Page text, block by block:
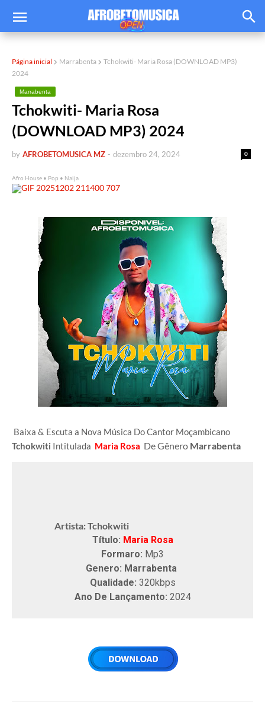
Página inicial Marrabenta
Tchokwiti- Maria Rosa (DOWNLOAD MP3)
2024
Marrabenta
Tchokwiti- Maria Rosa
(DOWNLOAD MP3) 2024
by AFROBETOMUSICA MZ 0
- dezembro 24, 2024
Afro House • Pop • Naija
Baixa & Escuta a Nova Música Do Cantor Moçambicano
Tchokwiti Intitulada Maria Rosa De Gênero Marrabenta
Artista: Tchokwiti
Título: Maria Rosa
Formaro: Mp3
Genero: Marrabenta
Qualidade: 320kbps
Ano De Lançamento: 2024